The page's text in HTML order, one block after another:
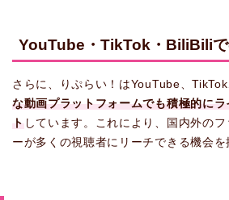
YouTube・TikTok・BiliBiliで
さらに、りぷらい！はYouTube、
な動画プラットフォームでも積極的に
トしています。これにより、国内外の
ーが多くの視聴者にリーチできる機会を